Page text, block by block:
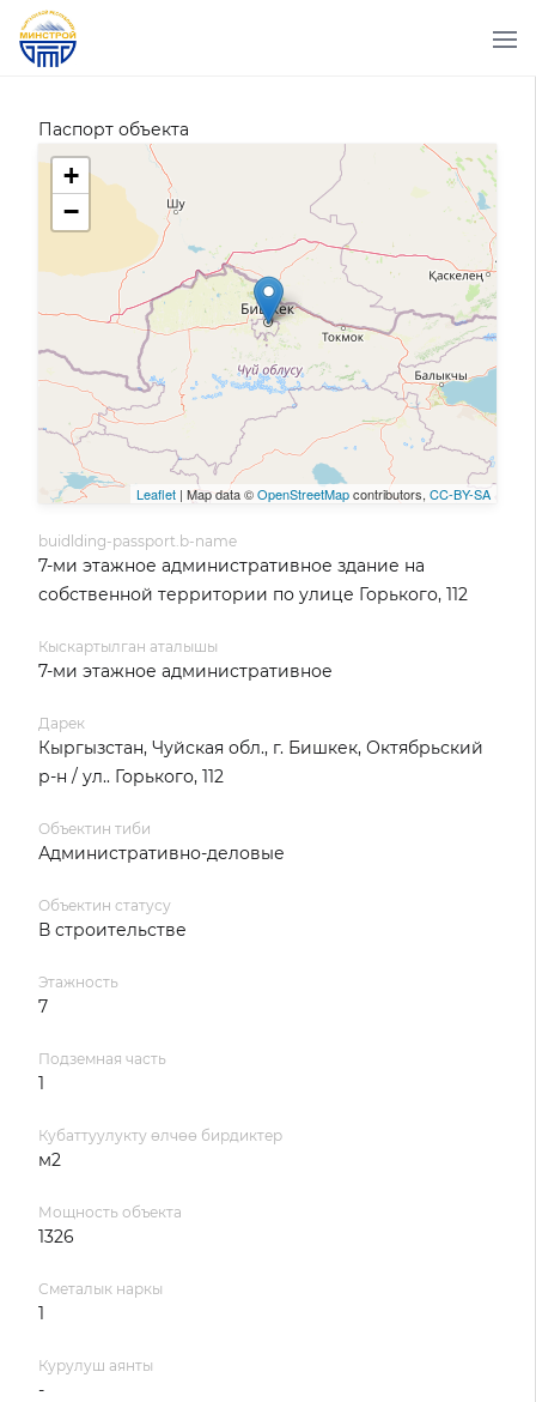
Паспорт объекта
+
−
Leaflet | Map data ©OpenStreetMapcontributors, CC-BY-SA
buidlding-passport.b-name
7-ми этажное административное здание на
собственной территории по улице Горького, 112
Кыскартылган аталышы
7-ми этажное административное
Дарек
Кыргызстан, Чуйская обл., г. Бишкек, Октябрьский
р-н / ул.. Горького, 112
Объектин тиби
Административно-деловые
Объектин статусу
В строительстве
Этажность
7
Подземная часть
1
Кубаттуулукту өлчөө бирдиктер
м2
Мощность объекта
1326
Сметалык наркы
1
Курулуш аянты
-